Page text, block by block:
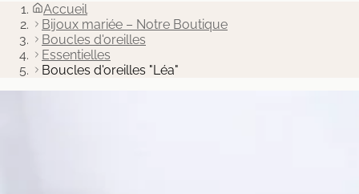
Boucles d'oreilles "Léa"
160.00 €
Accueil
Bijoux mariée – Notre Boutique
Boucles d'oreilles
Essentielles
Boucles d'oreilles "Léa"